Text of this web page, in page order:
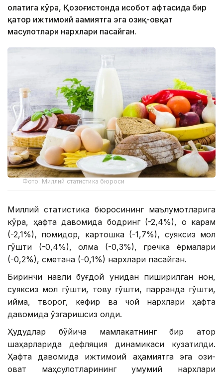
ҳолатига кўра, Қозоғистонда ҳисобот ҳафтасида бир
қатор ижтимоий аҳамиятга эга озиқ-овқат
маҳсулотлари нархлари пасайган.
Фото: Миллий статистика бюроси
Миллий статистика бюросининг маълумотларига
кўра, ҳафта давомида бодринг (-2,4%), оқ карам
(-2,1%), помидор, картошка (-1,7%), суяксиз мол
гўшти (-0,4%), олма (-0,3%), гречка ёрмалари
(-0,2%), сметана (-0,1%) нархлари пасайган.
Биринчи навли буғдой унидан пиширилган нон,
суяксиз мол гўшти, товуқ гўшти, парранда гўшти,
қийма, творог, кефир ва чой нархлари ҳафта
давомида ўзгаришсиз қолди.
Ҳудудлар бўйича мамлакатнинг бир қатор
шаҳарларида дефляция динамикаси кузатилди.
Ҳафта давомида ижтимоий аҳамиятга эга озиқ-
овқат маҳсулотларининг умумий нархлари